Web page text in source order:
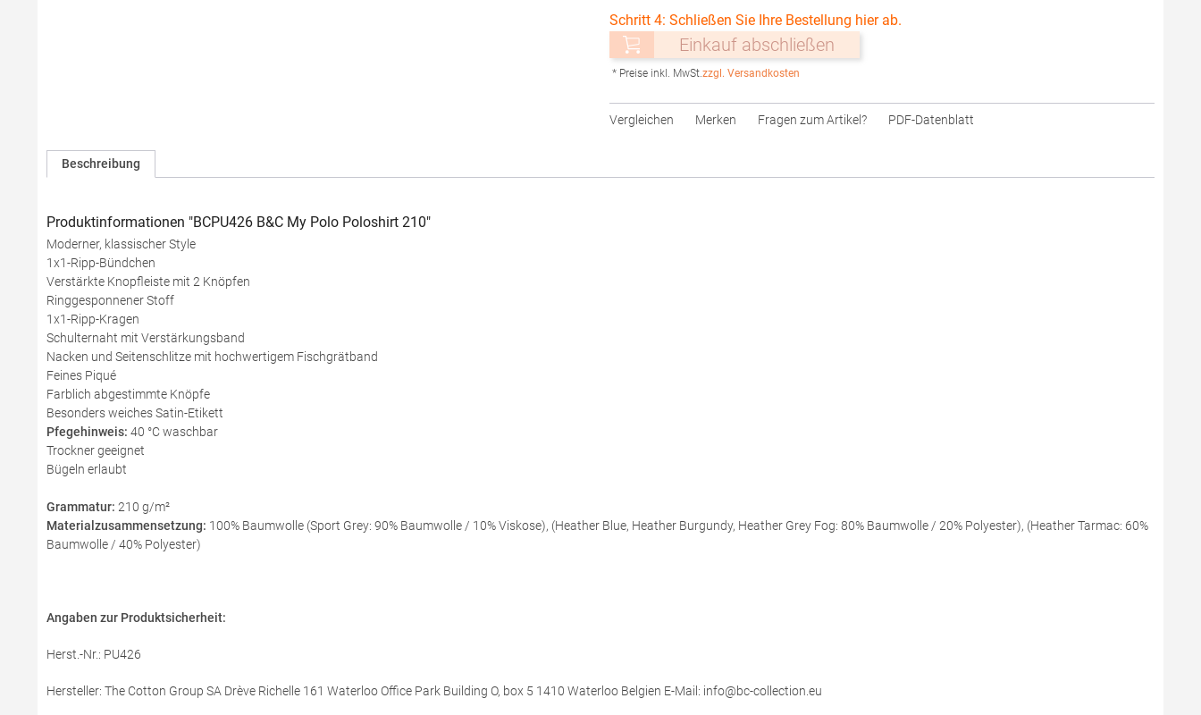
Schritt 4: Schließen Sie Ihre Bestellung hier ab.
Einkauf abschließen
* Preise inkl. MwSt.zzgl. Versandkosten
Vergleichen Merken Fragen zum Artikel? PDF-Datenblatt
Beschreibung
Produktinformationen "BCPU426 B&C My Polo Poloshirt 210"
Moderner, klassischer Style
1x1-Ripp-Bündchen
Verstärkte Knopfleiste mit 2 Knöpfen
Ringgesponnener Stoff
1x1-Ripp-Kragen
Schulternaht mit Verstärkungsband
Nacken und Seitenschlitze mit hochwertigem Fischgrätband
Feines Piqué
Farblich abgestimmte Knöpfe
Besonders weiches Satin-Etikett
Pfegehinweis: 40 °C waschbar
Trockner geeignet
Bügeln erlaubt
Grammatur: 210 g/m²
Materialzusammensetzung: 100% Baumwolle (Sport Grey: 90% Baumwolle / 10% Viskose), (Heather Blue, Heather Burgundy, Heather Grey Fog: 80% Baumwolle / 20% Polyester), (Heather Tarmac: 60%
Baumwolle / 40% Polyester)
Angaben zur Produktsicherheit:
Herst.-Nr.: PU426
Hersteller: The Cotton Group SA Drève Richelle 161 Waterloo Office Park Building O, box 5 1410 Waterloo Belgien E-Mail: info@bc-collection.eu